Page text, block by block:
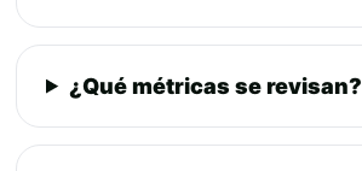
¿Qué métricas se revisan?